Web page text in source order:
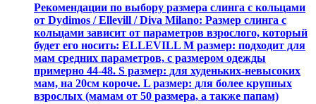
Рекомендации по выбору размера слинга с кольцами
от Dydimos / Ellevill / Diva Milano: Размер слинга с
кольцами зависит от параметров взрослого, который
будет его носить: ELLEVILL М размер: подходит для
мам средних параметров, с размером одежды
примерно 44-48. S размер: для худеньких-невысоких
мам, на 20см короче. L размер: для более крупных
взрослых (мамам от 50 размера, а также папам)